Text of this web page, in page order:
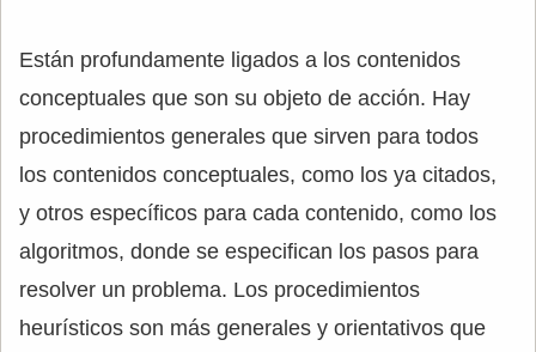
Están profundamente ligados a los contenidos
conceptuales que son su objeto de acción. Hay
procedimientos generales que sirven para todos
los contenidos conceptuales, como los ya citados,
y otros específicos para cada contenido, como los
algoritmos, donde se especifican los pasos para
resolver un problema. Los procedimientos
heurísticos son más generales y orientativos que